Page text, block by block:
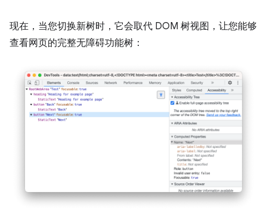
现在，当您切换新树时，它会取代 DOM 树视图，让您能够
查看网页的完整无障碍功能树：